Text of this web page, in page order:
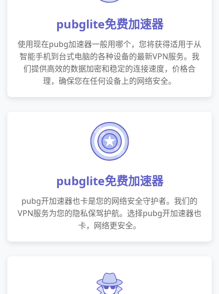
pubglite免费加速器
使用现在pubg加速器一般用哪个，您将获得适用于从
智能手机到台式电脑的各种设备的最新VPN服务。我
们提供高效的数据加密和稳定的连接速度，价格合
理，确保您在任何设备上的网络安全。
pubglite免费加速器
pubg开加速器也卡是您的网络安全守护者。我们的
VPN服务为您的隐私保驾护航。选择pubg开加速器也
卡，网络更安全。